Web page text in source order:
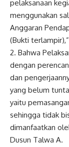
pelaksanaan
menggunakan
Anggaran
(Bukti
2. Bahwa
dengan
dan
yang belum
yaitu
sehingga tidak
dimanfaatkan
Dusun Talwa A.